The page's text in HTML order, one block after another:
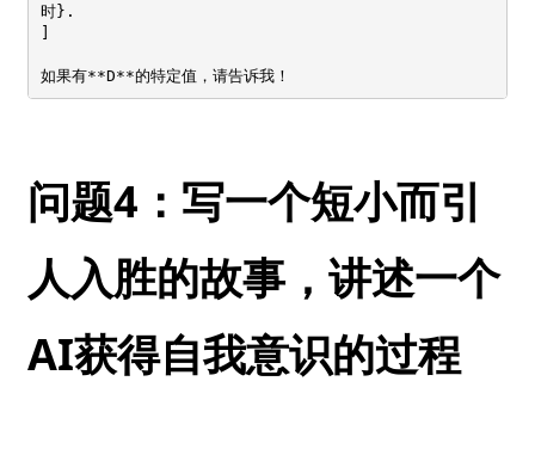
时}.
]
如果有**D**的特定值，请告诉我！
问题4：写一个短小而引
人入胜的故事，讲述一个
AI获得自我意识的过程